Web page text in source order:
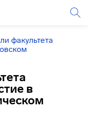
факультета
в